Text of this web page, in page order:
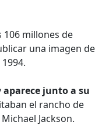
millones de
una imagen de
aparece junto a su
el rancho de
Jackson.